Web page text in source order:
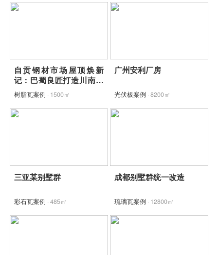
自贡钢材市场屋顶焕新
记：巴蜀良匠打造川南建
材市场标杆工程
树脂瓦案例 · 1500㎡
广州安利厂房
光伏板案例 · 8200㎡
三亚某别墅群
彩石瓦案例 · 485㎡
成都别墅群统一改造
琉璃瓦案例 · 12800㎡